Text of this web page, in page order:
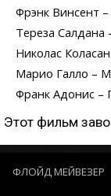
Фрэнк Винсент
Тереза Салдана
Николас
Марио Галло –
Франк Адонис –
Этот фильм
ФЛОЙД МЕЙВЕЗЕР